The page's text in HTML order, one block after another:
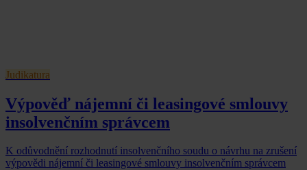
Judikatura
Výpověď nájemní či leasingové smlouvy
insolvenčním správcem
K odůvodnění rozhodnutí insolvenčního soudu o návrhu na zrušení
výpovědi nájemní či leasingové smlouvy insolvenčním správcem